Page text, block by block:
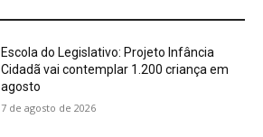
Escola do Legislativo: Projeto Infância
Cidadã vai contemplar 1.200 criança em
agosto
7 de agosto de 2026